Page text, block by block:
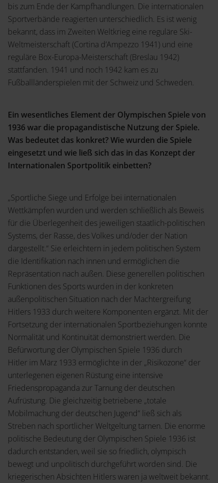
bis zum Ende der Kampfhandlungen. Die internationalen
Sportverbände reagierten unterschiedlich. Es ist wenig
bekannt, dass im Zweiten Weltkrieg eine reguläre Ski-
Weltmeisterschaft (Cortina d’Ampezzo 1941) und eine
reguläre Box-Europa-Meisterschaft (Breslau 1942)
stattfanden. 1941 und noch 1942 kam es zu
Fußballländerspielen mit der Schweiz und Schweden.
Ein wesentliches Element der Olympischen Spiele von
1936 war die propagandistische Nutzung der Spiele.
Was bedeutet das konkret? Wie wurden die Spiele
eingesetzt und wie ließ sich das in das Konzept der
Internationalen Sportpolitik einbetten?
„Sportliche Siege und Erfolge bei internationalen
Wettkämpfen wurden und werden schließlich als Beweis
für die Überlegenheit des jeweiligen staatlich-politischen
Systems, der Rasse, des Volkes und/oder der Nation
dargestellt.“ Sie erleichtern in jedem politischen System
die Identifikation nach innen und ermöglichen die
Repräsentation nach außen. Diese generellen politischen
Funktionen des Sports wurden in der konkreten
außenpolitischen Situation nach der Machtergreifung
Hitlers 1933 durch weitere Komponenten ergänzt. Mit der
Fortsetzung der internationalen Sportbeziehungen konnte
Normalität und Kontinuität demonstriert werden. Die
Befürwortung der Olympischen Spiele 1936 durch
Hitler im März 1933 ermöglichte in der „Risikozone“ der
unterlegenen eigenen Rüstung eine intensive
Friedenspropaganda zur Tarnung der deutschen
Aufrüstung. Die gleichzeitig betriebene „totale
Mobilmachung der deutschen Jugend“ ließ sich als
Streben nach sportlicher Weltgeltung tarnen. Die enorme
politische Bedeutung der Olympischen Spiele 1936 ist
dadurch entstanden, weil sie so friedlich, olympisch
bewegt und unpolitisch durchgeführt worden sind. Die
kriegerischen Absichten Hitlers waren ja weltweit bekannt.